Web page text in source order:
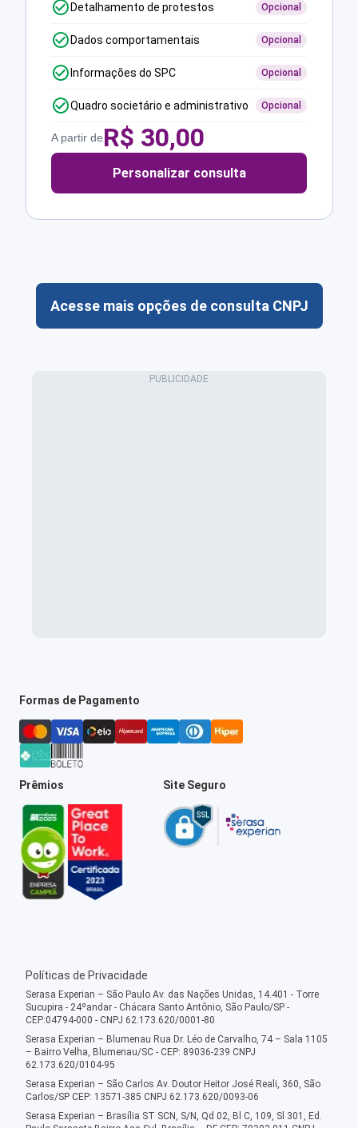
Detalhamento de protestos Opcional
Dados comportamentais Opcional
Informações do SPC Opcional
Quadro societário e administrativo Opcional
A partir deR$ 30,00
Personalizar consulta
Acesse mais opções de consulta CNPJ
Formas de Pagamento
Prêmios Site Seguro
Políticas de Privacidade
Serasa Experian – São Paulo Av. das Nações Unidas, 14.401 - Torre
Sucupira - 24ºandar - Chácara Santo Antônio, São Paulo/SP -
CEP:04794-000 - CNPJ 62.173.620/0001-80
Serasa Experian – Blumenau Rua Dr. Léo de Carvalho, 74 – Sala 1105
– Bairro Velha, Blumenau/SC - CEP: 89036-239 CNPJ
62.173.620/0104-95
Serasa Experian – São Carlos Av. Doutor Heitor José Reali, 360, São
Carlos/SP CEP: 13571-385 CNPJ 62.173.620/0093-06
Serasa Experian – Brasília ST SCN, S/N, Qd 02, Bl C, 109, Sl 301, Ed.